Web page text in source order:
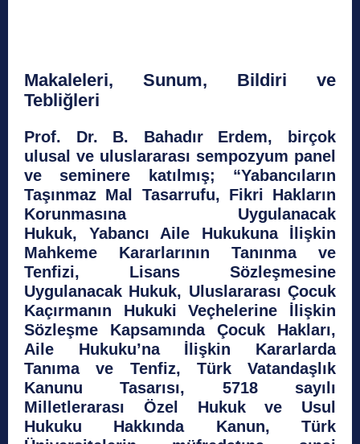
Makaleleri, Sunum, Bildiri ve
Tebliğleri
Prof. Dr. B. Bahadır Erdem, birçok
ulusal ve uluslararası sempozyum panel
ve seminere katılmış; “Yabancıların
Taşınmaz Mal Tasarrufu, Fikri Hakların
Korunmasına Uygulanacak
Hukuk, Yabancı Aile Hukukuna İlişkin
Mahkeme Kararlarının Tanınma ve
Tenfizi, Lisans Sözleşmesine
Uygulanacak Hukuk, Uluslararası Çocuk
Kaçırmanın Hukuki Veçhelerine İlişkin
Sözleşme Kapsamında Çocuk Hakları,
Aile Hukuku’na İlişkin Kararlarda
Tanıma ve Tenfiz, Türk Vatandaşlık
Kanunu Tasarısı, 5718 sayılı
Milletlerarası Özel Hukuk ve Usul
Hukuku Hakkında Kanun, Türk